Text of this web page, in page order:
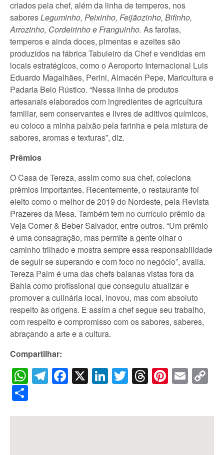
criados pela chef, além da linha de temperos, nos
saboresLeguminho, Peixinho, Feijãozinho, Bifinho,
Arrozinho, Cordeirinho e Franguinho. As farofas,
temperos e ainda doces, pimentas e azeites são
produzidos na fábrica Tabuleiro da Chef e vendidas em
locais estratégicos, como o Aeroporto Internacional Luis
Eduardo Magalhães, Perini, Almacén Pepe, Maricultura e
Padaria Belo Rústico. “Nessa linha de produtos
artesanais elaborados com ingredientes de agricultura
familiar, sem conservantes e livres de aditivos químicos,
eu coloco a minha paixão pela farinha e pela mistura de
sabores, aromas e texturas”, diz.
Prêmios
O Casa de Tereza, assim como sua chef, coleciona
prêmios importantes. Recentemente, o restaurante foi
eleito como o melhor de 2019 do Nordeste, pela Revista
Prazeres da Mesa. Também tem no currículo prêmio da
Veja Comer & Beber Salvador, entre outros. “Um prêmio
é uma consagração, mas permite a gente olhar o
caminho trilhado e mostra sempre essa responsabilidade
de seguir se superando e com foco no negócio”, avalia.
Tereza Paim é uma das chefs baianas vistas fora da
Bahia como profissional que conseguiu atualizar e
promover a culinária local, inovou, mas com absoluto
respeito às origens. E assim a chef segue seu trabalho,
com respeito e compromisso com os sabores, saberes,
abraçando a arte e a cultura.
Compartilhar:
WhatsApp
Telegram
Facebook
X LinkedIn
Twitter
Threads